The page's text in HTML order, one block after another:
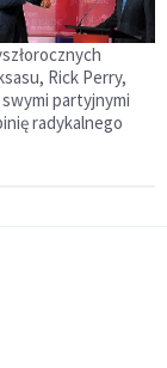
Rick Perry,
partyjnymi
radykalnego